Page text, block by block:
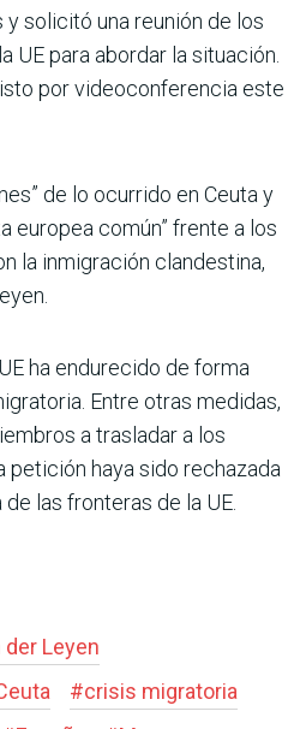
solicitó una reunión de los
UE para abordar la situación.
por videoconferencia este
de lo ocurrido en Ceuta y
europea común” frente a los
la inmigración clandestina,
ha endurecido de forma
Entre otras medidas,
a trasladar a los
haya sido rechazada
las fronteras de la UE.
der Leyen
#crisis migratoria